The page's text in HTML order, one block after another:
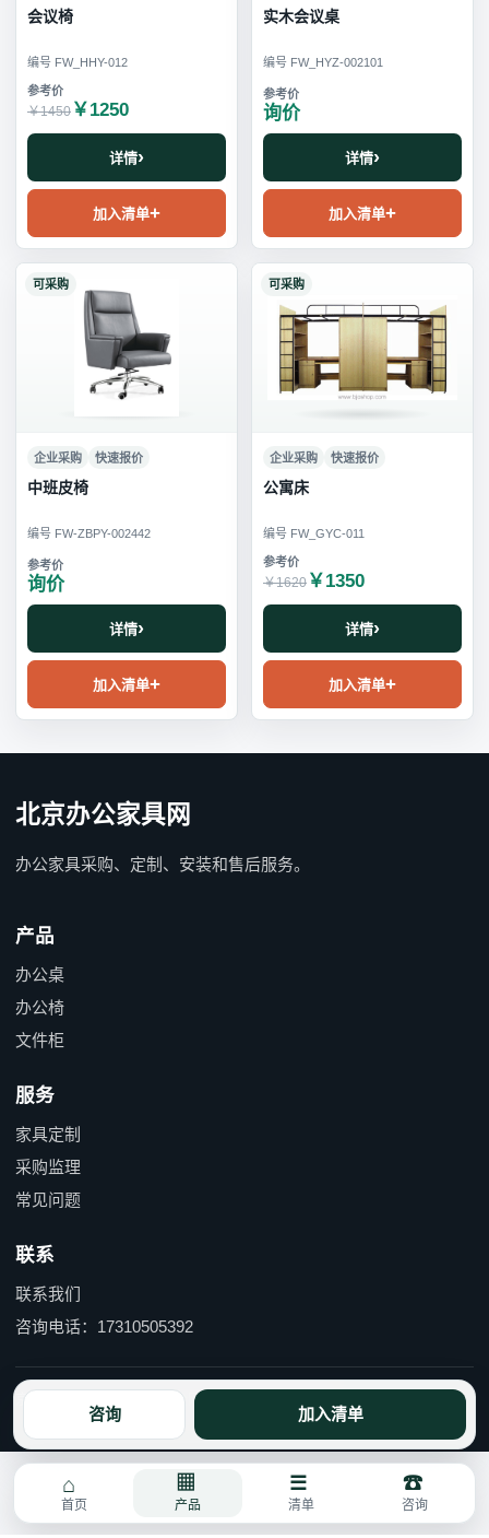
咨询 加入清单
会议椅
编号 FW_HHY-012
￥1450 ￥1250
详情
加入清单
实木会议桌
编号 FW_HYZ-002101
询价
详情
加入清单
可采购
企业采购 快速报价
中班皮椅
编号 FW-ZBPY-002442
询价
详情
加入清单
可采购
企业采购 快速报价
公寓床
编号 FW_GYC-011
￥1620 ￥1350
详情
加入清单
北京办公家具网
办公家具采购、定制、安装和售后服务。
产品
办公桌
办公椅
文件柜
服务
家具定制
采购监理
常见问题
联系
联系我们
咨询电话：17310505392
京ICP备15055597号-1 京公网安备110114000490号
首页 产品 清单 咨询